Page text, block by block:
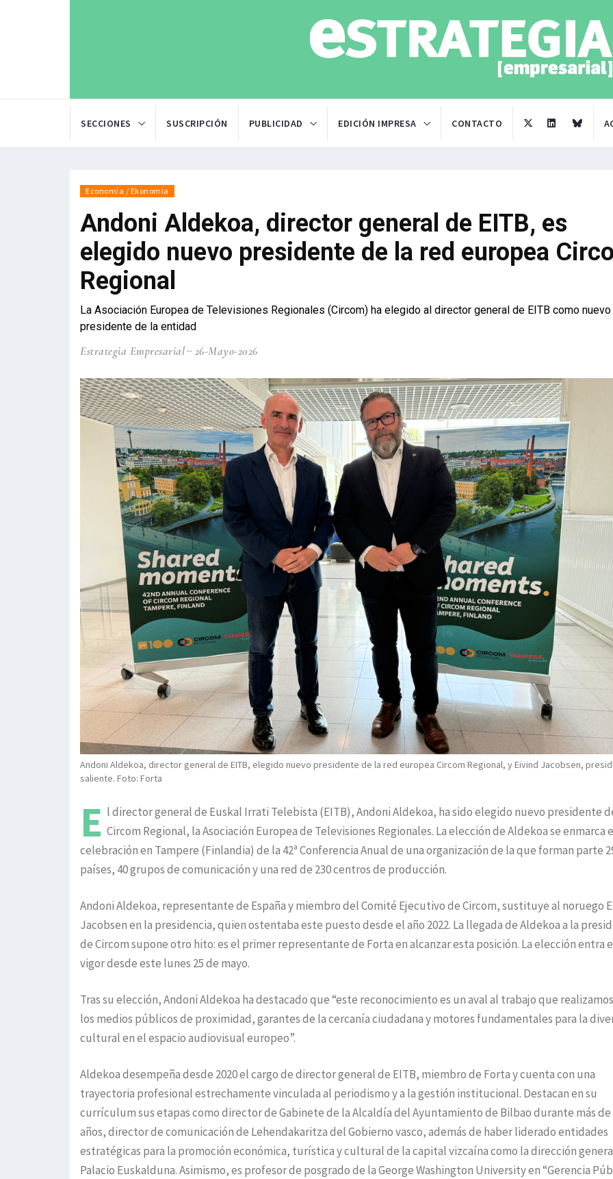
SECCIONES SUSCRIPCIÓN PUBLICIDAD EDICIÓN IMPRESA CONTACTO
Economía / Ekonomia
Andoni Aldekoa, director general de EITB, es
elegido nuevo presidente de la red europea
Regional
La Asociación Europea de Televisiones Regionales (Circom) ha elegido al director general de EITB como nuevo
presidente de la entidad
Estrategia Empresarial 26-Mayo-2026
Andoni Aldekoa, director general de EITB, elegido nuevo presidente de la red europea Circom Regional, y Eivind Jacobsen,
saliente. Foto: Forta
E l director general de Euskal Irrati Telebista (EITB), Andoni Aldekoa, ha sido elegido nuevo presidente
Circom Regional, la Asociación Europea de Televisiones Regionales. La elección de Aldekoa se enmarca
celebración en Tampere (Finlandia) de la 42ª Conferencia Anual de una organización de la que forman parte
países, 40 grupos de comunicación y una red de 230 centros de producción.
Andoni Aldekoa, representante de España y miembro del Comité Ejecutivo de Circom, sustituye al noruego
Jacobsen en la presidencia, quien ostentaba este puesto desde el año 2022. La llegada de Aldekoa a la
de Circom supone otro hito: es el primer representante de Forta en alcanzar esta posición. La elección entra
vigor desde este lunes 25 de mayo.
Tras su elección, Andoni Aldekoa ha destacado que “este reconocimiento es un aval al trabajo que
los medios públicos de proximidad, garantes de la cercanía ciudadana y motores fundamentales para la
cultural en el espacio audiovisual europeo”.
Aldekoa desempeña desde 2020 el cargo de director general de EITB, miembro de Forta y cuenta con una
trayectoria profesional estrechamente vinculada al periodismo y a la gestión institucional. Destacan en su
currículum sus etapas como director de Gabinete de la Alcaldía del Ayuntamiento de Bilbao durante más de
años, director de comunicación de Lehendakaritza del Gobierno vasco, además de haber liderado entidades
estratégicas para la promoción económica, turística y cultural de la capital vizcaína como la dirección
Palacio Euskalduna. Asimismo, es profesor de posgrado de la George Washington University en “Gerencia